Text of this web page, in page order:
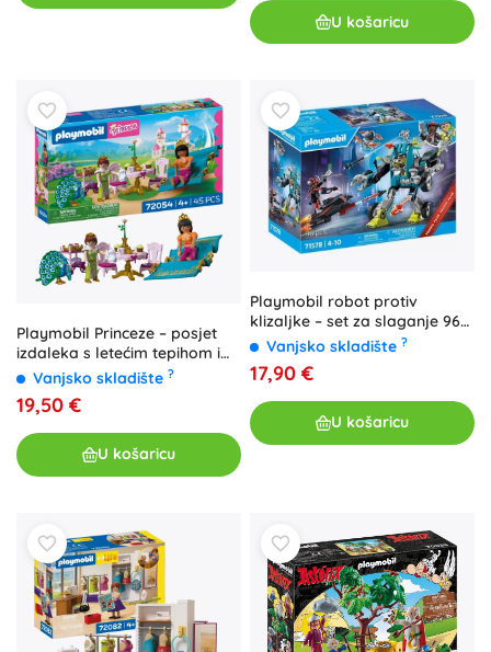
U košaricu
Playmobil Princeze – posjet
izdaleka s letećim tepihom i
popodnevnim čajem
Vanjsko skladište ?
19,50 €
U košaricu
Playmobil robot protiv
klizaljke – set za slaganje 96
dijelova
Vanjsko skladište ?
17,90 €
U košaricu